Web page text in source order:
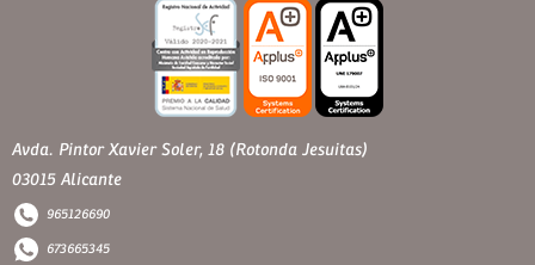
Avda. Pintor Xavier Soler, 18 (Rotonda Jesuitas)
03015 Alicante
965126690
673665345